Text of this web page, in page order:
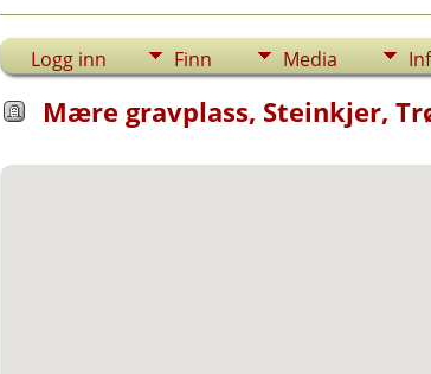
Logg inn Finn Media
Mære gravplass, Steinkjer,